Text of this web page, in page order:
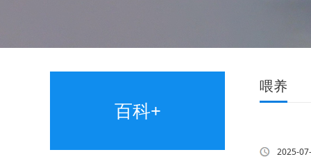
百科+
喂养
2025-